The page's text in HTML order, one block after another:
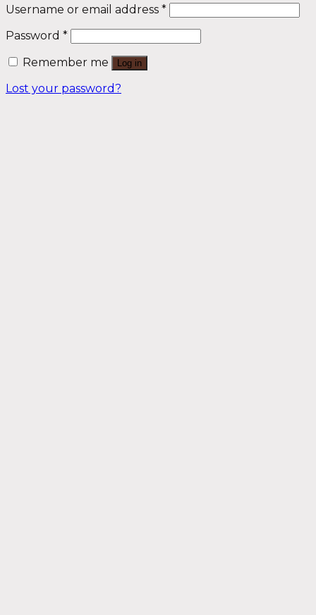
Username or email address *
Password *
Remember me
Log in
Lost your password?